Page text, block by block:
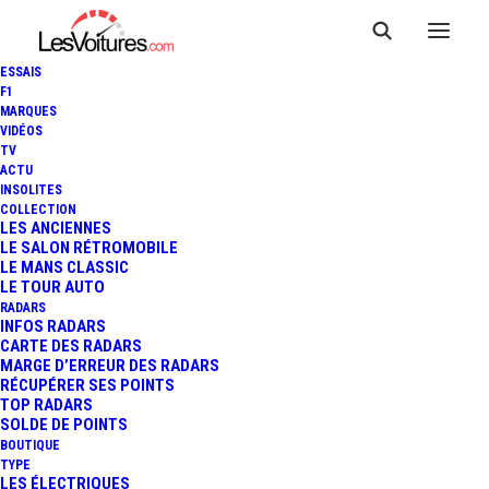
ESSAIS
F1
MARQUES
VIDÉOS
TV
ACTU
INSOLITES
COLLECTION
LES ANCIENNES
LE SALON RÉTROMOBILE
LE MANS CLASSIC
LE TOUR AUTO
RADARS
INFOS RADARS
CARTE DES RADARS
MARGE D’ERREUR DES RADARS
RÉCUPÉRER SES POINTS
TOP RADARS
SOLDE DE POINTS
BOUTIQUE
TYPE
LES ÉLECTRIQUES
5 juillet 2018
MISS FRANCE : MAËVA